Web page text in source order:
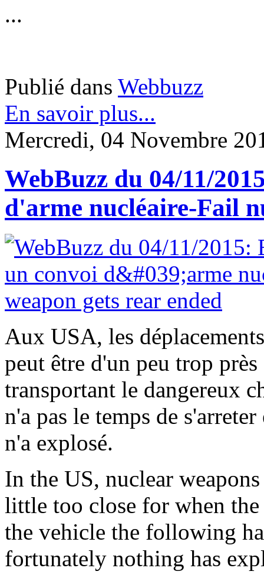
...
Publié dans Webbuzz
En savoir plus...
Mercredi, 04 Novembre
WebBuzz du 04/11/
d'arme nucléaire-Fail
Aux USA, les
peut être d'un peu trop
transportant le dangereux
n'a pas le temps de
n'a explosé.
In the US, nuclear
little too close for when
the vehicle the following
fortunately nothing has